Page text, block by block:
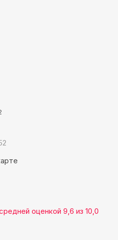
оценкой 9,6 из 10,0